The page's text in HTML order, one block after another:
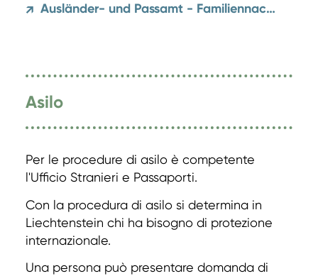
↗ Ausländer- und Passamt - Familiennachzug
Asilo
Per le procedure di asilo è competente
l'Ufficio Stranieri e Passaporti.
Con la procedura di asilo si determina in
Liechtenstein chi ha bisogno di protezione
internazionale.
Una persona può presentare domanda di